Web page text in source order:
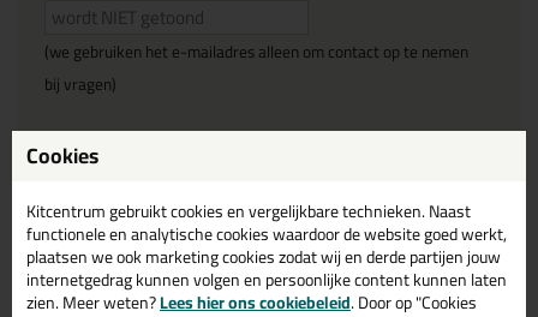
(we gebruiken het e-mailadres alleen om contact op te nemen
bij vragen)
Reviewtitel *
Je ervaring
Cookies
Kitcentrum gebruikt cookies en vergelijkbare technieken. Naast
functionele en analytische cookies waardoor de website goed werkt,
plaatsen we ook marketing cookies zodat wij en derde partijen jouw
internetgedrag kunnen volgen en persoonlijke content kunnen laten
zien. Meer weten?Lees hier ons cookiebeleid. Door op "Cookies